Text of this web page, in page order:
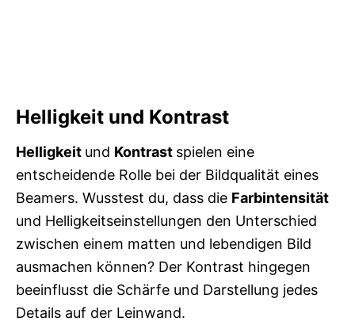
Helligkeit und Kontrast
Helligkeit und Kontrast spielen eine
entscheidende Rolle bei der Bildqualität eines
Beamers. Wusstest du, dass die Farbintensität
und Helligkeitseinstellungen den Unterschied
zwischen einem matten und lebendigen Bild
ausmachen können? Der Kontrast hingegen
beeinflusst die Schärfe und Darstellung jedes
Details auf der Leinwand.